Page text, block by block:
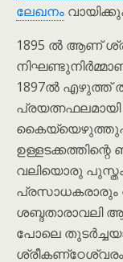
ലേഖനം
1895 ൽ ആണ്
1897ൽ എഴുത്ത്
പ്രയത്നഫലമായി
വലിയൊരു
പ്രസാധകരാരും
ശബ്ദതാരാവലി
പോലെ
ശ്രീകണ്‌ഠേശ്വരം